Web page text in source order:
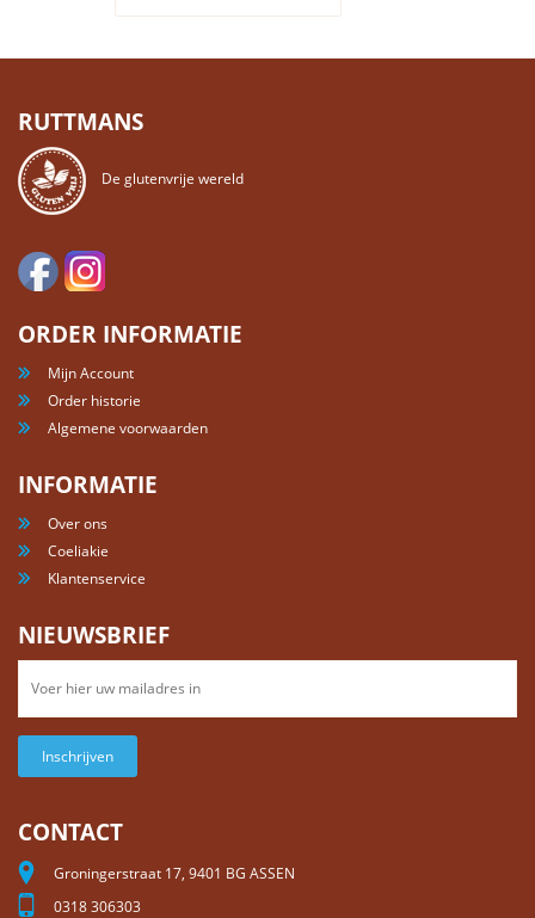
RUTTMANS
De glutenvrije wereld
ORDER INFORMATIE
Mijn Account
Order historie
Algemene voorwaarden
INFORMATIE
Over ons
Coeliakie
Klantenservice
NIEUWSBRIEF
Inschrijven
CONTACT
Groningerstraat 17, 9401 BG ASSEN
0318 306303